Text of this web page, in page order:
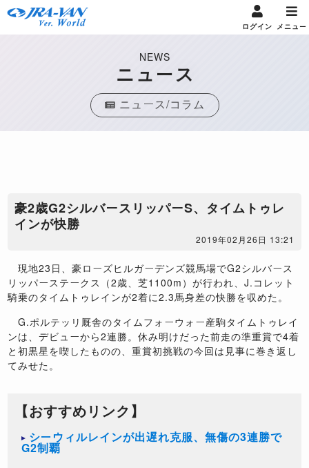
ログイン メニュー
NEWS
ニュース
ニュース/コラム
豪2歳G2シルバースリッパーS、タイムトゥレ
インが快勝
2019年02月26日 13:21
現地23日、豪ローズヒルガーデンズ競馬場でG2シルバース
リッパーステークス（2歳、芝1100m）が行われ、J.コレット
騎乗のタイムトゥレインが2着に2.3馬身差の快勝を収めた。
G.ポルテッリ厩舎のタイムフォーウォー産駒タイムトゥレイ
ンは、デビューから2連勝。休み明けだった前走の準重賞で4着
と初黒星を喫したものの、重賞初挑戦の今回は見事に巻き返し
てみせた。
【おすすめリンク】
シーウィルレインが出遅れ克服、無傷の3連勝で
G2制覇